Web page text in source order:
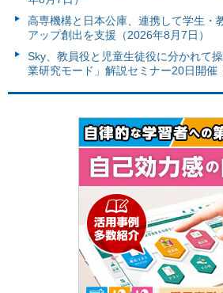
高専機構と日本公庫、連携して学生・
アップ創出を支援（2026年8月7日）
Sky、教員役と児童生徒役に分かれて
業研究モード」解説セミナー20日開催